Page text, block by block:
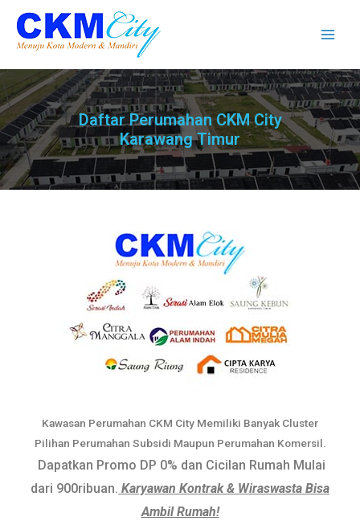
Daftar Perumahan CKM City
Karawang Timur
Kawasan Perumahan CKM City Memiliki Banyak Cluster
Pilihan Perumahan Subsidi Maupun Perumahan Komersil.
Dapatkan Promo DP 0% dan Cicilan Rumah Mulai
dari 900ribuan. Karyawan Kontrak & Wiraswasta Bisa
Ambil Rumah!